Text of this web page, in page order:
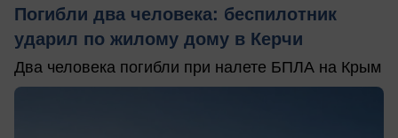
Погибли два человека: беспилотник
ударил по жилому дому в Керчи
Два человека погибли при налете БПЛА на Крым